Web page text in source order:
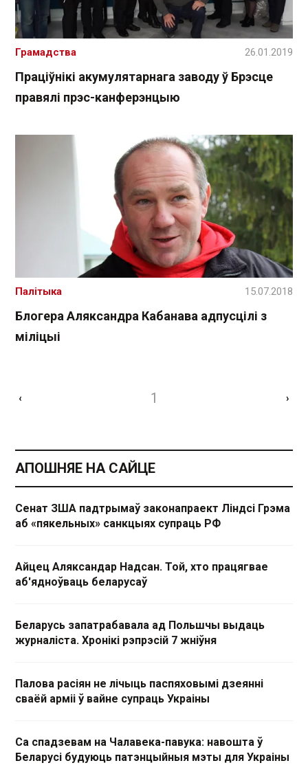
Праціўнікі акумулятарнага заводу ў Брэсце
правялі прэс-канферэнцыю
Грамадства 26.01.2019
Блогера Аляксандра Кабанава адпусцілі з
міліцыі
Палітыка 15.07.2018
‹ 1 ›
АПОШНЯЕ НА САЙЦЕ
Сенат ЗША падтрымаў законапраект Ліндсі Грэма
аб «пякельных» санкцыях супраць РФ
Айцец Аляксандар Надсан. Той, хто працягвае
аб'ядноўваць беларусаў
Беларусь запатрабавала ад Польшчы выдаць
журналіста. Хронікі рэпрэсій 7 жніўня
Палова расіян не лічыць паспяховымі дзеянні
сваёй арміі ў вайне супраць Украіны
Са спадзевам на Чалавека-павука: навошта ў
Беларусі будуюць патэнцыйныя мэты для Украіны